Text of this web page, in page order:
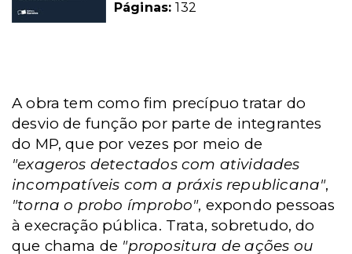
Páginas:132
A obra tem como fim precípuo tratar do
desvio de função por parte de integrantes
do MP, que por vezes por meio de
"exageros detectados com atividades
incompatíveis com a práxis republicana",
"torna o probo ímprobo", expondo pessoas
à execração pública. Trata, sobretudo, do
que chama de "propositura de ações ou